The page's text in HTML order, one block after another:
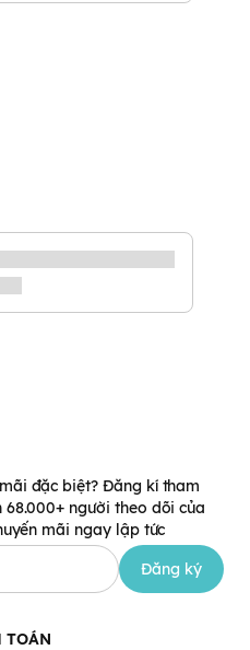
đặc biệt? Đăng kí tham
người theo dõi của
mãi ngay lập tức
Đăng ký
TOÁN